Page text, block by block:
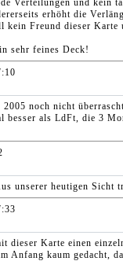
Verteilungen und
erhöht die
Freund dieser
sehr feines Deck!
noch nicht
besser als LdFt, die 3
unserer heutigen Sicht
dieser Karte einen
Anfang kaum gedacht,